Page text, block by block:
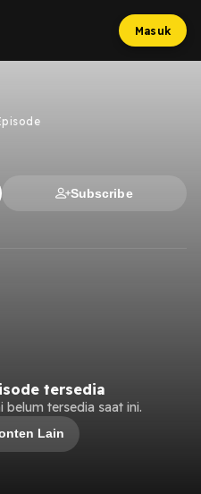
Masuk
Subscribe
tersedia
tersedia saat ini.
Lain